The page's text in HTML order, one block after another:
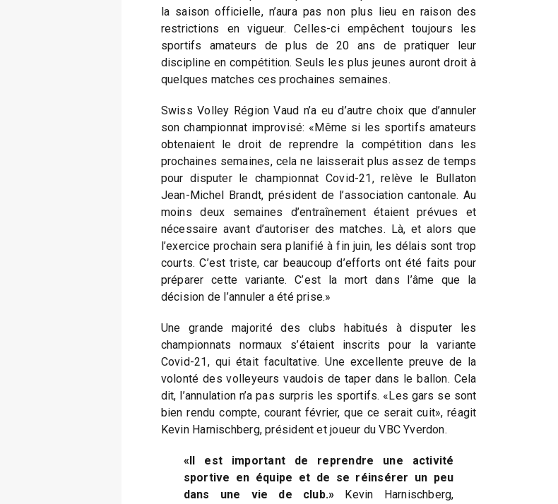
la saison officielle, n’aura pas non plus lieu en raison des
restrictions en vigueur. Celles-ci empêchent toujours les
sportifs amateurs de plus de 20 ans de pratiquer leur
discipline en compétition. Seuls les plus jeunes auront droit à
quelques matches ces prochaines semaines.
Swiss Volley Région Vaud n’a eu d’autre choix que d’annuler
son championnat improvisé: «Même si les sportifs amateurs
obtenaient le droit de reprendre la compétition dans les
prochaines semaines, cela ne laisserait plus assez de temps
pour disputer le championnat Covid-21, relève le Bullaton
Jean-Michel Brandt, président de l’association cantonale. Au
moins deux semaines d’entraînement étaient prévues et
nécessaire avant d’autoriser des matches. Là, et alors que
l’exercice prochain sera planifié à fin juin, les délais sont trop
courts. C’est triste, car beaucoup d’efforts ont été faits pour
préparer cette variante. C’est la mort dans l’âme que la
décision de l’annuler a été prise.»
Une grande majorité des clubs habitués à disputer les
championnats normaux s’étaient inscrits pour la variante
Covid-21, qui était facultative. Une excellente preuve de la
volonté des volleyeurs vaudois de taper dans le ballon. Cela
dit, l’annulation n’a pas surpris les sportifs. «Les gars se sont
bien rendu compte, courant février, que ce serait cuit», réagit
Kevin Harnischberg, président et joueur du VBC Yverdon.
«Il est important de reprendre une activité
sportive en équipe et de se réinsérer un peu
dans une vie de club.» Kevin Harnischberg,